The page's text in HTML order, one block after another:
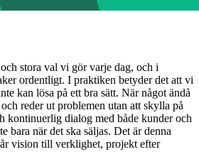
stora val vi gör varje dag, och i
ordentligt. I praktiken betyder det att vi
kan lösa på ett bra sätt. När något ändå
reder ut problemen utan att skylla på
kontinuerlig dialog med både kunder och
bara när det ska säljas. Det är denna
vision till verklighet, projekt efter